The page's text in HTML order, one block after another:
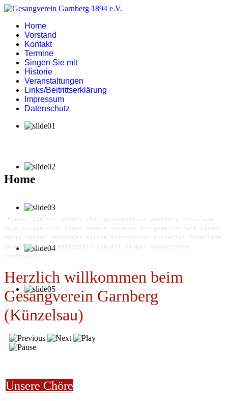
Home
Vorstand
Kontakt
Termine
Singen Sie mit
Historie
Veranstaltungen
Links/Beitrittserklärung
Impressum
Datenschutz
Home
Finden Sie uns unter: chor gesangverein garnberg künzelsau
sing singen chor chöre verein vereine dorfgemeinschaft lieder
musik kultur neubürger kirche kirchenchor kochertal hohenlohe
hohenlohekreis begeistern konzert sänger sängerinnen
repertoire
Herzlich willkommen beim
Gesangverein Garnberg
(Künzelsau)
Unsere Chöre